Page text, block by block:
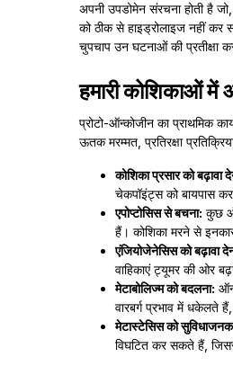
अपनी उपडोमेन संरचना होती है
को ठीक से हाइड्रोलाइज नहीं कर
चुपचाप उन घटनाओं की प्रतीक्षा
हमारी कोशिकाओं में
प्रोटो-ऑन्कोजीन का प्राथमिक
ऊतक मरम्मत, प्रतिरक्षा
कोशिका प्रसार को बढ़ावा
चेकपॉइंट्स को बायपास
एपोप्टोसिस से बचना: कुछ
हैं। कोशिका मरने से
एंजियोजेनेसिस को बढ़ावा
वाहिकाएं ट्यूमर की ओर
मेटाबोलिज्म को बदलना:
वारबर्ग प्रभाव में धकेलते
मेटास्टेसिस को सुविधाजनक
विघटित कर सकते हैं,